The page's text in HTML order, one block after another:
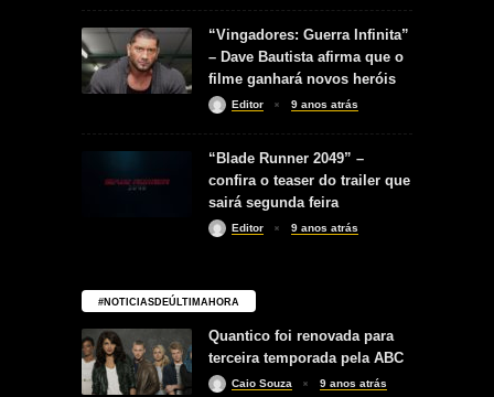
“Vingadores: Guerra Infinita”
– Dave Bautista afirma que o
filme ganhará novos heróis
Editor 9 anos atrás
“Blade Runner 2049” –
confira o teaser do trailer que
sairá segunda feira
Editor 9 anos atrás
#NOTICIASDEÚLTIMAHORA
Quantico foi renovada para
terceira temporada pela ABC
Caio Souza 9 anos atrás